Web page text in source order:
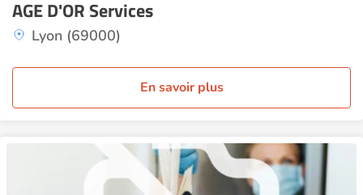
AGE D'OR Services
Lyon (69000)
En savoir plus